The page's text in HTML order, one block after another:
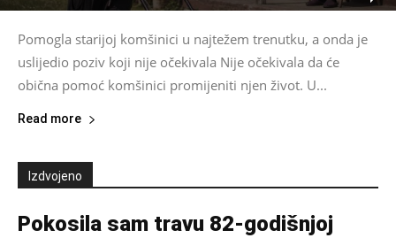
Pomogla starijoj komšinici u najtežem trenutku, a onda je
uslijedio poziv koji nije očekivala Nije očekivala da će
obična pomoć komšinici promijeniti njen život. U...
Read more
Izdvojeno
Pokosila sam travu 82-godišnjoj